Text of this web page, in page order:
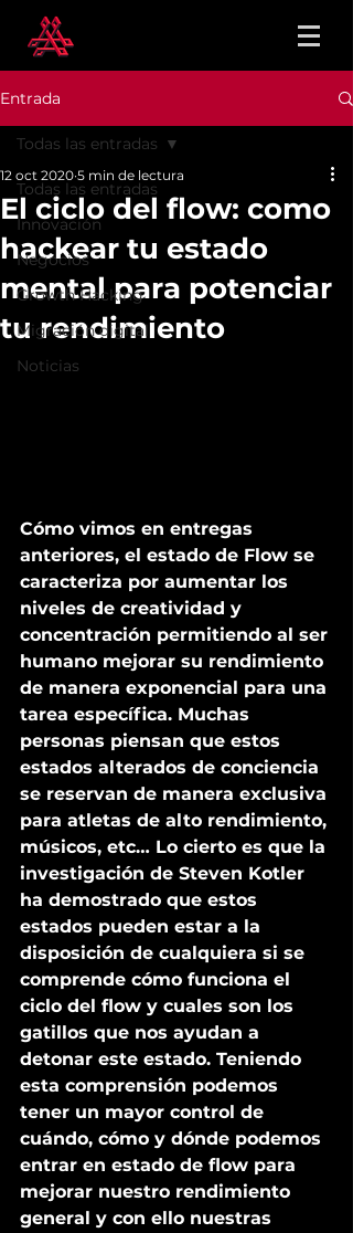
Entrada
Todas las entradas
Innovación
Negocios
Growth Hacking
Migración digital
Noticias
Todas las entradas
El ciclo del flow: como
hackear tu estado
mental para potenciar
tu rendimiento
12 oct 2020 5 min de lectura
Cómo vimos en entregas
anteriores, el estado de Flow se
caracteriza por aumentar los
niveles de creatividad y
concentración permitiendo al ser
humano mejorar su rendimiento
de manera exponencial para una
tarea específica. Muchas
personas piensan que estos
estados alterados de conciencia
se reservan de manera exclusiva
para atletas de alto rendimiento,
músicos, etc… Lo cierto es que la
investigación de Steven Kotler
ha demostrado que estos
estados pueden estar a la
disposición de cualquiera si se
comprende cómo funciona el
ciclo del flow y cuales son los
gatillos que nos ayudan a
detonar este estado. Teniendo
esta comprensión podemos
tener un mayor control de
cuándo, cómo y dónde podemos
entrar en estado de flow para
mejorar nuestro rendimiento
general y con ello nuestras